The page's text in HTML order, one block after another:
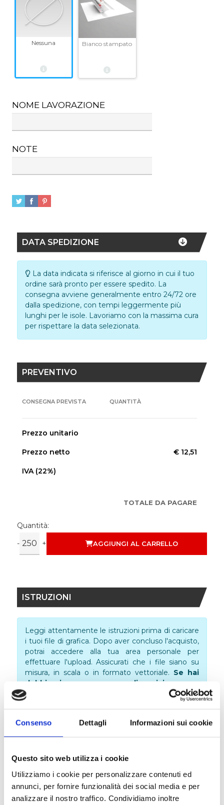
Consenso Dettagli Informazioni sui cookie
Questo sito web utilizza i cookie
Utilizziamo i cookie per personalizzare contenuti ed
annunci, per fornire funzionalità dei social media e per
analizzare il nostro traffico. Condividiamo inoltre
Nessuna Bianco stampato
NOME LAVORAZIONE
NOTE
DATA SPEDIZIONE
La data indicata si riferisce al giorno in cui il tuo
ordine sarà pronto per essere spedito. La
consegna avviene generalmente entro 24/72 ore
dalla spedizione, con tempi leggermente più
lunghi per le isole. Lavoriamo con la massima cura
per rispettare la data selezionata.
PREVENTIVO
CONSEGNA PREVISTA QUANTITÀ
Prezzo unitario
Prezzo netto € 12,51
IVA (22%)
TOTALE DA PAGARE
Quantità:
- + AGGIUNGI AL CARRELLO
ISTRUZIONI
Leggi attentamente le istruzioni prima di caricare
i tuoi file di grafica. Dopo aver concluso l'acquisto,
potrai accedere alla tua area personale per
effettuare l'upload. Assicurati che i file siano su
misura, in scala o in formato vettoriale. Se hai
dubbi, siamo sempre a disposizione per
aiutarti con il caricamento dei file!
SCARICA ESEMPI E ISTRUZIONI
DESCRIZIONE